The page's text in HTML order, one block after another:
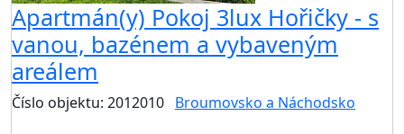
Apartmán(y) Pokoj 3lux Hořičky - s
vanou, bazénem a vybaveným
areálem
Číslo objektu: 2012010 Broumovsko a Náchodsko